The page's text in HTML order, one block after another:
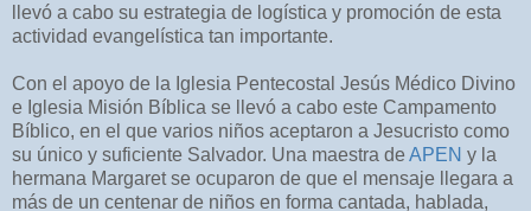
llevó a cabo su estrategia de logística y promoción de esta
actividad evangelística tan importante.
Con el apoyo de la Iglesia Pentecostal Jesús Médico Divino
e Iglesia Misión Bíblica se llevó a cabo este Campamento
Bíblico, en el que varios niños aceptaron a Jesucristo como
su único y suficiente Salvador. Una maestra de APEN y la
hermana Margaret se ocuparon de que el mensaje llegara a
más de un centenar de niños en forma cantada, hablada,